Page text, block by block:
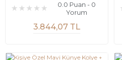
0.0 Puan - 0
Yorum
3.844,07 TL